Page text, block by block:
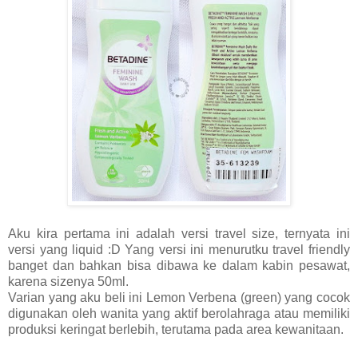
Aku kira pertama ini adalah versi travel size, ternyata ini
versi yang liquid :D Yang versi ini menurutku travel friendly
banget dan bahkan bisa dibawa ke dalam kabin pesawat,
karena sizenya 50ml.
Varian yang aku beli ini Lemon Verbena (green) yang cocok
digunakan oleh wanita yang aktif berolahraga atau memiliki
produksi keringat berlebih, terutama pada area kewanitaan.